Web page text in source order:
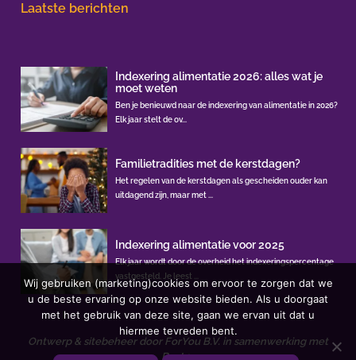
Laatste berichten
Indexering alimentatie 2026: alles wat je
moet weten
Ben je benieuwd naar de indexering van alimentatie in 2026?
Elk jaar stelt de ov...
Familietradities met de kerstdagen?
Het regelen van de kerstdagen als gescheiden ouder kan
uitdagend zijn, maar met ...
Indexering alimentatie voor 2025
Elk jaar wordt door de overheid het indexeringspercentage
vastgesteld. Je leest ...
Ontwerp & sitebeheer door ForYou B.V. in samenwerking met
Best4u
Wij gebruiken (marketing)cookies om ervoor te zorgen dat we
u de beste ervaring op onze website bieden. Als u doorgaat
met het gebruik van deze site, gaan we ervan uit dat u
hiermee tevreden bent.